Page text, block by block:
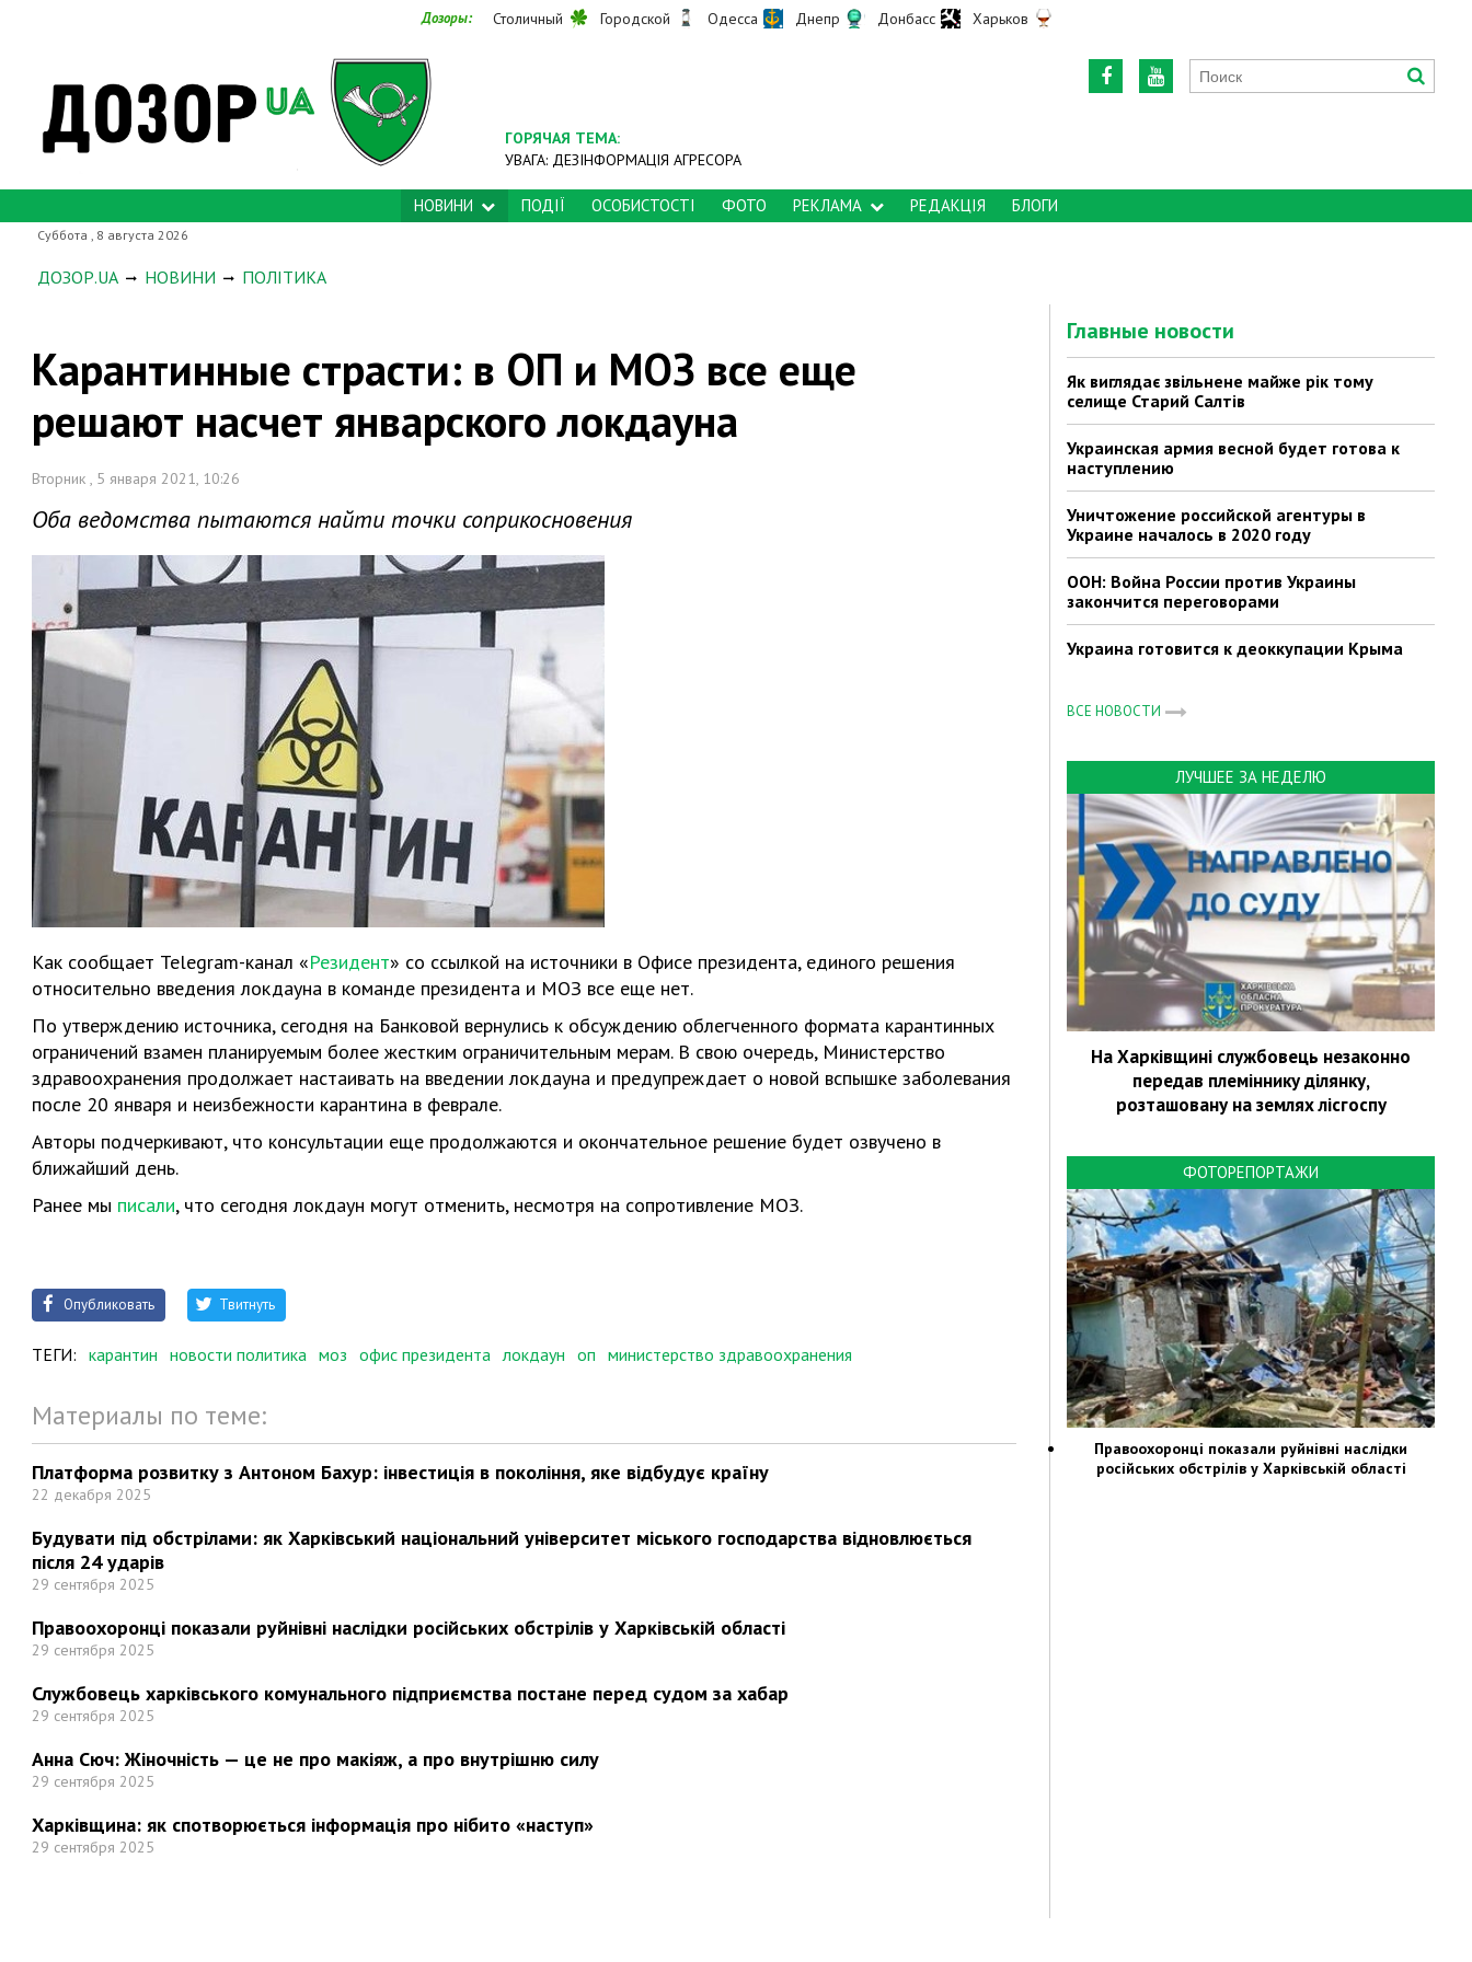
Дозоры: Столичный Городской Одесса Днепр Донбасс Харьков
ГОРЯЧАЯ ТЕМА:
УВАГА: ДЕЗІНФОРМАЦІЯ АГРЕСОРА
НОВИНИ ПОДІЇ ОСОБИСТОСТІ ФОТО РЕКЛАМА РЕДАКЦІЯ БЛОГИ
Суббота , 8 августа 2026
ДОЗОР.UA НОВИНИ ПОЛІТИКА
Карантинные страсти: в ОП и МОЗ все еще
решают насчет январского локдауна
Вторник , 5 января 2021, 10:26
Оба ведомства пытаются найти точки соприкосновения
Как сообщает Telegram-канал «Резидент» со ссылкой на источники в Офисе президента, единого решения
относительно введения локдауна в команде президента и МОЗ все еще нет.
По утверждению источника, сегодня на Банковой вернулись к обсуждению облегченного формата карантинных
ограничений взамен планируемым более жестким ограничительным мерам. В свою очередь, Министерство
здравоохранения продолжает настаивать на введении локдауна и предупреждает о новой вспышке заболевания
после 20 января и неизбежности карантина в феврале.
Авторы подчеркивают, что консультации еще продолжаются и окончательное решение будет озвучено в
ближайший день.
Ранее мы писали, что сегодня локдаун могут отменить, несмотря на сопротивление МОЗ.
Опубликовать Твитнуть
ТЕГИ: карантин новости политика моз офис президента локдаун оп министерство здравоохранения
Материалы по теме:
Платформа розвитку з Антоном Бахур: інвестиція в покоління, яке відбудує країну
22 декабря 2025
Будувати під обстрілами: як Харківський національний університет міського господарства відновлюється
після 24 ударів
29 сентября 2025
Правоохоронці показали руйнівні наслідки російських обстрілів у Харківській області
29 сентября 2025
Службовець харківського комунального підприємства постане перед судом за хабар
29 сентября 2025
Анна Сюч: Жіночність — це не про макіяж, а про внутрішню силу
29 сентября 2025
Харківщина: як спотворюється інформація про нібито «наступ»
29 сентября 2025
Главные новости
Як виглядає звільнене майже рік тому
селище Старий Салтів
Украинская армия весной будет готова к
наступлению
Уничтожение российской агентуры в
Украине началось в 2020 году
ООН: Война России против Украины
закончится переговорами
Украина готовится к деоккупации Крыма
ВСЕ НОВОСТИ
ЛУЧШЕЕ ЗА НЕДЕЛЮ
На Харківщині службовець незаконно
передав племіннику ділянку,
розташовану на землях лісгоспу
ФОТОРЕПОРТАЖИ
Правоохоронці показали руйнівні наслідки
російських обстрілів у Харківській області